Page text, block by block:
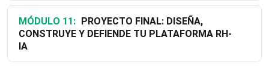
MÓDULO 11:
CONSTRUYE Y DEFIENDE TU PLATAFORMA RH-
IA